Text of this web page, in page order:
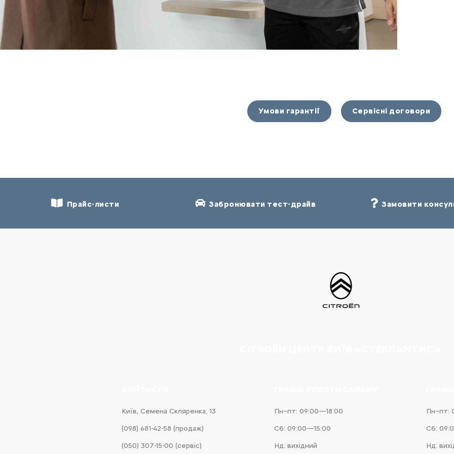
Умови гарантії Сервісні договори
Прайс-листи Забронювати тест-драйв Замовити
Київ, Cемена Скляренка, 13
(098) 681-42-58‬ (продаж)
(050) 307-15-00 (сервіс)
Пн–пт: 09:00—18:00
Сб: 09:00—15:00
Нд: вихідний
Пн–пт:
Сб:
Нд: